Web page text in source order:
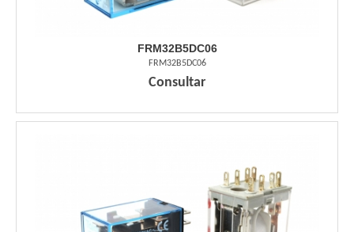
FRM32B5DC06
FRM32B5DC06
Consultar